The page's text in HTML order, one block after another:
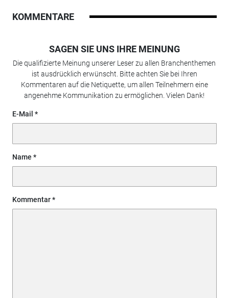
KOMMENTARE
SAGEN SIE UNS IHRE MEINUNG
Die qualifizierte Meinung unserer Leser zu allen Branchenthemen
ist ausdrücklich erwünscht. Bitte achten Sie bei Ihren
Kommentaren auf die Netiquette, um allen Teilnehmern eine
angenehme Kommunikation zu ermöglichen. Vielen Dank!
E-Mail
Name
Kommentar